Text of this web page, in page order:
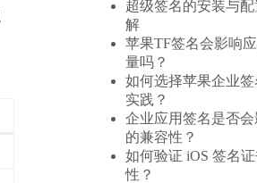
超级签名的安装与
解
苹果TF签名会影响
量吗？
如何选择苹果企业
实践？
企业应用签名是否会
的兼容性？
如何验证 iOS 签名
性？